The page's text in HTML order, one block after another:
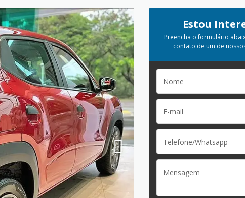
Estou
Preencha o formulário
contato de um de